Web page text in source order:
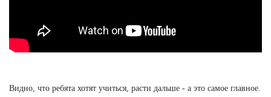
Видно, что ребята хотят учиться, расти дальше - а это самое главное.